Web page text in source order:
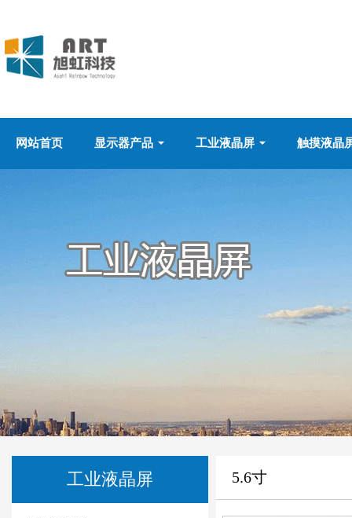
网站首页 显示器产品 工业液晶屏 触摸液晶
工业液晶屏 5.6寸